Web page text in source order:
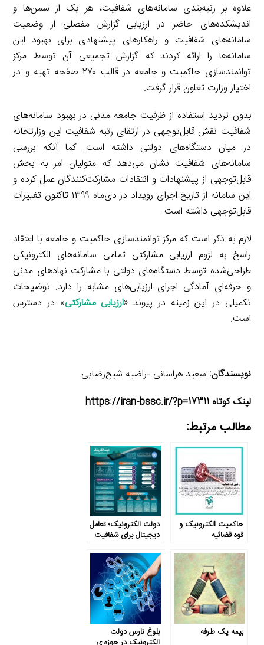
علاوه بر رتبه‌بندی سامانه‌های شفافیت، هر یک از سمن‌ها و
اندیشکده‌های حاضر در ارزیابی گزارش مفصلی از وضعیت
سامانه‌های شفافیت و راهکارهای پیشنهادی برای بهبود این
سامانه‌ها را ارائه کردند که گزارش تجمیعی آن توسط مرکز
توانمندسازی حاکمیت و جامعه در قالب ۲۷۰ صفحه تهیه و در
اختیار وزارت تعاون قرار گرفت.
بدون تردید استفاده از ظرفیت جامعه مدنی در بهبود سامانه‌های
شفافیت نقش قابل‌توجهی در ارتقای رتبه شفافیت این وزارتخانه
در میان دستگاه‌های دولتی داشته است. کما آنکه بررسی
سامانه‌های شفافیت نشان می‌دهد که متولیان امر به بخش
قابل‌توجهی از پیشنهادات و انتقادات مشارکت‌کنندگان عمل کرده و
این سامانه از تاریخ اجرای رویداد در دی‌ماه ۱۳۹۹ تاکنون تغییرات
قابل‌توجهی داشته است.
لازم به ذکر است که مرکز توانمندسازی حاکمیت و جامعه با اعتقاد
راسخ به لزوم ارزیابی مشارکتی تمامی سامانه‌های الکترونیکی
طراحی‌شده توسط دستگاه‌های دولتی با مشارکت نهادهای مدنی
و حرفه‌ای آمادگی اجرای ارزیابی‌های مشابه را دارد. توضیحات
تکمیلی در این زمینه در پیوند «ارزیابی مشارکتی» در دسترس
است.
نویسندگان: سعید هراسانی -راضیه شیخ‌رضایی
لینک کوتاه https://iran-bssc.ir/?p=17311
مطالب مرتبط:
حاکمیت الکترونیک و
قوه قضائیه
دولت الکترونیک؛ تعامل
دیجیتال برای شفافیت
بیمه یک طرفه
بلوغ نارس دولت